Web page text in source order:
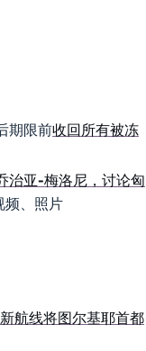
期限前收回所有被冻
治亚-梅洛尼，讨论匈
频、照片
航线将图尔基耶首都